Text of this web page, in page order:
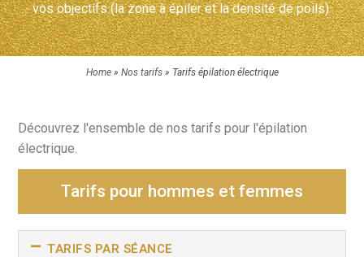
vos objectifs (la zone à épiler et la densité de poils).
Home» Nos tarifs» Tarifs épilation électrique
Découvrez l'ensemble de nos tarifs pour l'épilation
électrique.
Tarifs pour hommes et femmes
TARIFS PAR SÉANCE